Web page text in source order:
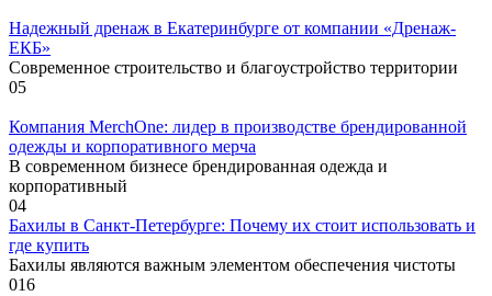
Надежный дренаж в Екатеринбурге от компании «Дренаж-
ЕКБ»
Современное строительство и благоустройство территории
05
Компания MerchOne: лидер в производстве брендированной
одежды и корпоративного мерча
В современном бизнесе брендированная одежда и
корпоративный
04
Бахилы в Санкт-Петербурге: Почему их стоит использовать и
где купить
Бахилы являются важным элементом обеспечения чистоты
016